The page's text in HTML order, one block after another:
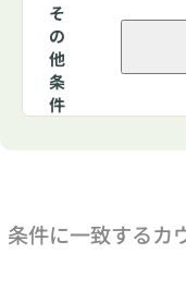
そ
の
他
条
件
条件に一致するカ